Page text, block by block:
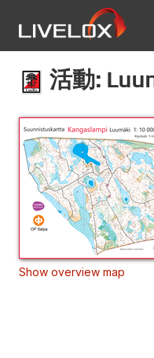
活動:
Show overview map